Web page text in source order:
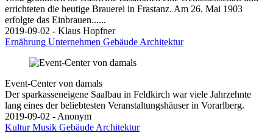
errichteten die heutige Brauerei in Frastanz. Am 26. Mai 1903
erfolgte das Einbrauen......
2019-09-02 - Klaus Hopfner
Ernährung Unternehmen Gebäude Architektur
Event-Center von damals
Der sparkasseneigene Saalbau in Feldkirch war viele Jahrzehnte
lang eines der beliebtesten Veranstaltungshäuser in Vorarlberg.
2019-09-02 - Anonym
KulturMusik Gebäude Architektur